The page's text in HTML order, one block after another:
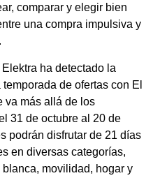
comparar y elegir bien
una compra impulsiva y
ha detectado la
de ofertas con El
va más allá de los
31 de octubre al 20 de
podrán disfrutar de 21 días
en diversas categorías,
movilidad, hogar y